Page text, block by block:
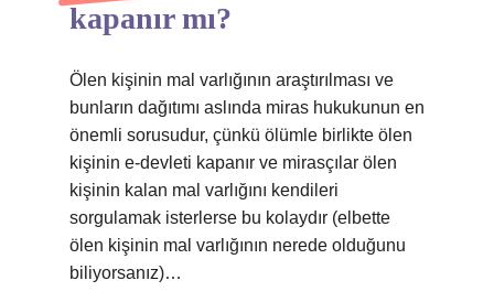
kapanır mı?
Ölen kişinin mal varlığının araştırılması ve
bunların dağıtımı aslında miras hukukunun en
önemli sorusudur, çünkü ölümle birlikte ölen
kişinin e-devleti kapanır ve mirasçılar ölen
kişinin kalan mal varlığını kendileri
sorgulamak isterlerse bu kolaydır (elbette
ölen kişinin mal varlığının nerede olduğunu
biliyorsanız)…